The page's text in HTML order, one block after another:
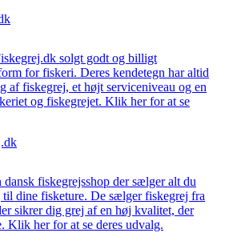
solgt godt og billigt
for fiskeri. Deres kendetegn har altid
af fiskegrej, et højt serviceniveau og en
og fiskegrejet. Klik her for at se
fiskegrejsshop der sælger alt du
dine fisketure. De sælger fiskegrej fra
sikrer dig grej af en høj kvalitet, der
Klik her for at se deres udvalg.